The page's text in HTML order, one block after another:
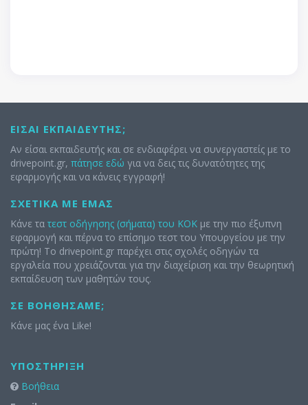
ΕΊΣΑΙ ΕΚΠΑΙΔΕΥΤΉΣ;
Αν είσαι εκπαιδευτής και σε ενδιαφέρει να συνεργαστείς με το
drivepoint.gr, πάτησε εδώ για να δεις τις δυνατότητες της
εφαρμογής και να κάνεις εγγραφή!
ΣΧΕΤΙΚΆ ΜΕ ΕΜΆΣ
Κάνε τα τεστ οδήγησης (σήματα) του ΚΟΚ με την πιο έξυπνη
εφαρμογή και πέρνα το επίσημο τεστ του Υπουργείου με την
πρώτη! Το drivepoint.gr παρέχει στις σχολές οδηγών τα
εργαλεία που χρειάζονται για την διαχείριση και την θεωρητική
εκπαίδευση των μαθητών τους.
ΣΕ ΒΟΗΘΉΣΑΜΕ;
Κάνε μας ένα Like!
ΥΠΟΣΤΉΡΙΞΗ
Βοήθεια